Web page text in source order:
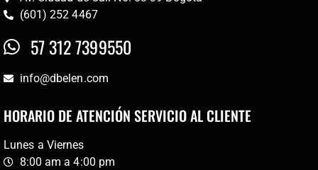
(601) 252 4467
57 312 7399550
info@dbelen.com
HORARIO DE ATENCIÓN SERVICIO AL CLIENTE
Lunes a Viernes
8:00 am a 4:00 pm